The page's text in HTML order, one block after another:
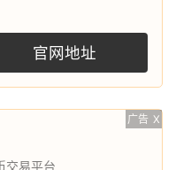
官网地址
广告 X
交易平台